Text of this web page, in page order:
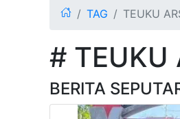
TAG TEUKU
# TEUKU
BERITA